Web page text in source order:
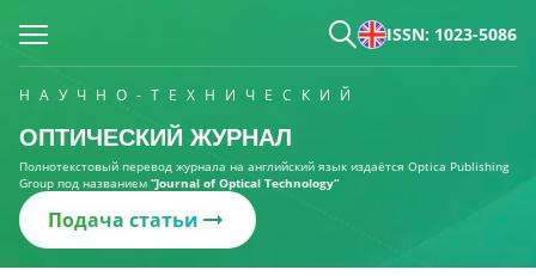
ISSN: 1023-5086
НАУЧНО-ТЕХНИЧЕСКИЙ
ОПТИЧЕСКИЙ ЖУРНАЛ
Полнотекстовый перевод журнала на английский язык издаётся Optica Publishing
Group под названием “Journal of Optical Technology“
Подача статьи